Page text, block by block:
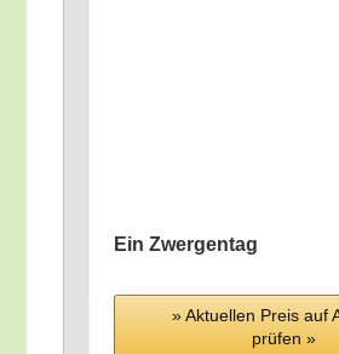
Ein Zwergentag
» Aktu­el­len Preis auf
prü­fen »